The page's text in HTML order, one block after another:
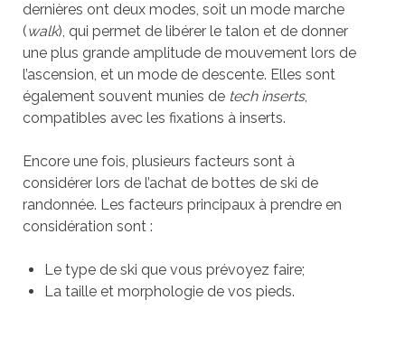
dernières ont deux modes, soit un mode marche
(walk), qui permet de libérer le talon et de donner
une plus grande amplitude de mouvement lors de
l’ascension, et un mode de descente. Elles sont
également souvent munies de tech inserts,
compatibles avec les fixations à inserts.
Encore une fois, plusieurs facteurs sont à
considérer lors de l’achat de bottes de ski de
randonnée. Les facteurs principaux à prendre en
considération sont :
Le type de ski que vous prévoyez faire;
La taille et morphologie de vos pieds.